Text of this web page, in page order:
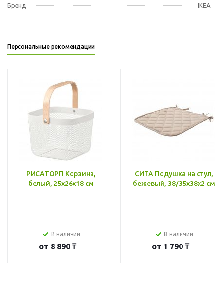
Бренд IKEA
Персональные рекомендации
РИСАТОРП Корзина,
белый, 25x26x18 см
В наличии
от 8 890 ₸
СИТА Подушка на стул,
бежевый, 38/35x38x2 см
В наличии
от 1 790 ₸